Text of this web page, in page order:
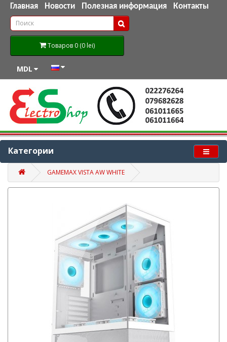
Главная Новости Полезная информация Контакты
Товаров 0 (0 lei)
MDL
Категории
GAMEMAX VISTA AW WHITE